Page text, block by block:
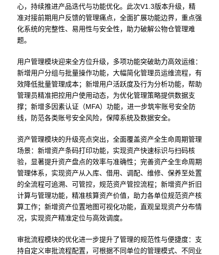
心，持续推进产品迭代与功能优化。此次V1.3版本升级，精
准对接前期用户反馈的管理痛点，全面扩展功能边界，重点强
化系统的完整性、易用性与安全性，助力破解公物仓管理难
题。
用户管理模块迎来全方位升级，多项功能突破助力高效运维：
新增用户分组与批量操作功能，大幅简化管理员运维流程，有
效降低批量管理成本；新增用户活跃度及行为分析功能，帮助
管理员精准把控用户使用动态，为优化管理策略提供数据支
撑；新增多因素认证（MFA）功能，进一步筑牢账号安全防
线，防范各类账号安全风险，保障系统及数据安全。
资产管理模块的升级亮点突出，全面覆盖资产全生命周期管理
场景：新增资产条码打印功能，实现资产快速标识与扫码核
验，显著提升资产盘点的效率与准确性；完善资产全生命周期
管理体系，实现资产从入库、借用、调配、维修、保养至处置
的全流程可追溯、可管控，规范资产管控流程；新增资产折旧
计算与管理功能，精准核算资产价值，助力各单位规范资产核
算工作；新增资产位置地图可视化功能，直观呈现资产分布情
况，实现资产精准定位与高效调度。
审批流程模块的优化进一步提升了管理的规范性与便捷度：支
持自定义审批流程配置，可根据不同单位的管理模式、不同业